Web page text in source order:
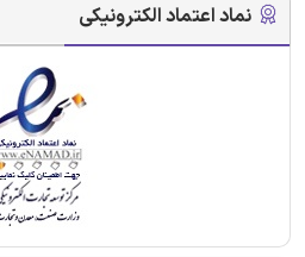
نماد اعتماد الکترونیکی